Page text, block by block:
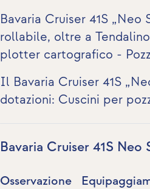
Bavaria Cruiser 41S
rollabile, oltre a
plotter cartografico -
Il Bavaria Cruiser 41S
dotazioni: Cuscini per
Bavaria Cruiser 41S
Osservazione